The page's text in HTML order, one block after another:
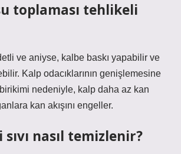
toplaması tehlikeli
ve aniyse, kalbe baskı yapabilir ve
Kalp odacıklarının genişlemesine
birikimi nedeniyle, kalp daha az kan
kan akışını engeller.
nasıl temizlenir?